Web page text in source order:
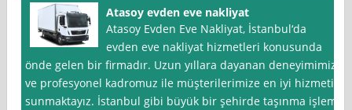
Atasoy evden eve nakliyat
Atasoy Evden Eve Nakliyat, İstanbul‘da
evden eve nakliyat hizmetleri konusunda
önde gelen bir firmadır. Uzun yıllara dayanan deneyimimiz
ve profesyonel kadromuz ile müşterilerimize en iyi hizmeti
sunmaktayız. İstanbul gibi büyük bir şehirde taşınma işlemi